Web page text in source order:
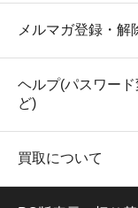
メルマガ登録・解
ヘルプ(パスワー
ど)
買取について